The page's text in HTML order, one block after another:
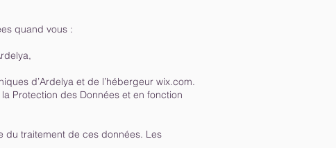
quand vous :
d’Ardelya​ et de l’hébergeur wix.com.
Protection des Données et en fonction
du traitement de ces données. Les